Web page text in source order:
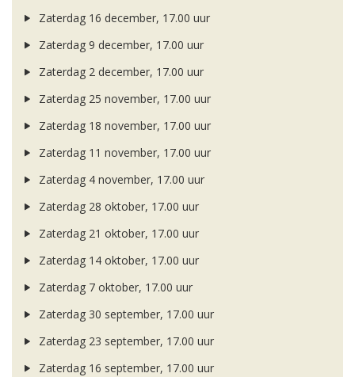
Zaterdag 16 december, 17.00 uur
Zaterdag 9 december, 17.00 uur
Zaterdag 2 december, 17.00 uur
Zaterdag 25 november, 17.00 uur
Zaterdag 18 november, 17.00 uur
Zaterdag 11 november, 17.00 uur
Zaterdag 4 november, 17.00 uur
Zaterdag 28 oktober, 17.00 uur
Zaterdag 21 oktober, 17.00 uur
Zaterdag 14 oktober, 17.00 uur
Zaterdag 7 oktober, 17.00 uur
Zaterdag 30 september, 17.00 uur
Zaterdag 23 september, 17.00 uur
Zaterdag 16 september, 17.00 uur